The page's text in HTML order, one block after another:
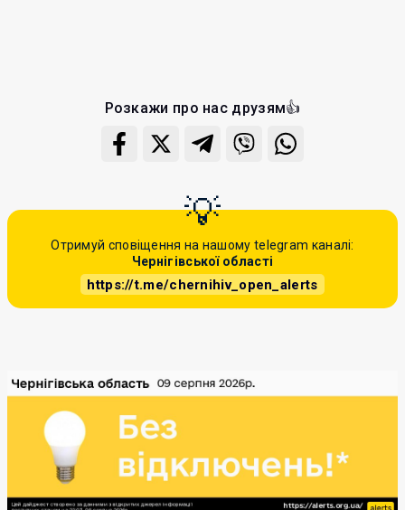
Розкажи про нас друзям👍
Отримуй сповіщення на нашому telegram каналі:
Чернігівської області
https://t.me/chernihiv_open_alerts